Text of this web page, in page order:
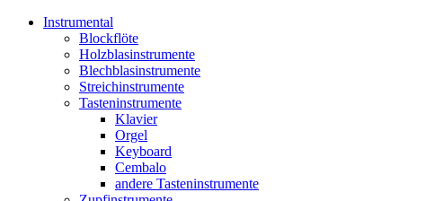
Instrumental
Blockflöte
Holzblasinstrumente
Blechblasinstrumente
Streichinstrumente
Tasteninstrumente
Klavier
Orgel
Keyboard
Cembalo
andere Tasteninstrumente